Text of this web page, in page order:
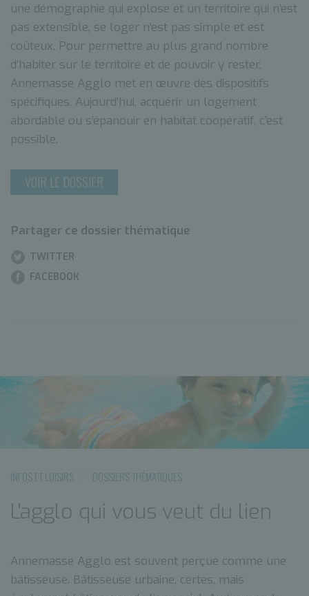
une démographie qui explose et un territoire qui n’est
pas extensible, se loger n’est pas simple et est
coûteux. Pour permettre au plus grand nombre
d’habiter sur le territoire et de pouvoir y rester,
Annemasse Agglo met en œuvre des dispositifs
spécifiques. Aujourd’hui, acquérir un logement
abordable ou s’épanouir en habitat coopératif, c’est
possible.
VOIR LE DOSSIER
Partager ce dossier thématique
TWITTER
FACEBOOK
INFOS ET LOISIRS DOSSIERS THÉMATIQUES
L'agglo qui vous veut du lien
Annemasse Agglo est souvent perçue comme une
bâtisseuse. Bâtisseuse urbaine, certes, mais